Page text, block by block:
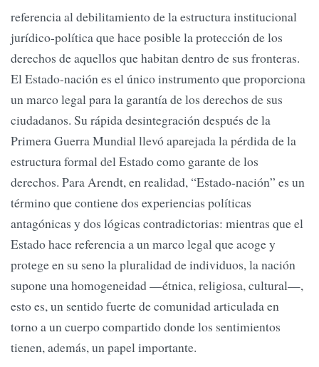
referencia al debilitamiento de la estructura institucional
jurídico-política que hace posible la protección de los
derechos de aquellos que habitan dentro de sus fronteras.
El Estado-nación es el único instrumento que proporciona
un marco legal para la garantía de los derechos de sus
ciudadanos. Su rápida desintegración después de la
Primera Guerra Mundial llevó aparejada la pérdida de la
estructura formal del Estado como garante de los
derechos. Para Arendt, en realidad, “Estado-nación” es un
término que contiene dos experiencias políticas
antagónicas y dos lógicas contradictorias: mientras que el
Estado hace referencia a un marco legal que acoge y
protege en su seno la pluralidad de individuos, la nación
supone una homogeneidad —étnica, religiosa, cultural—,
esto es, un sentido fuerte de comunidad articulada en
torno a un cuerpo compartido donde los sentimientos
tienen, además, un papel importante.